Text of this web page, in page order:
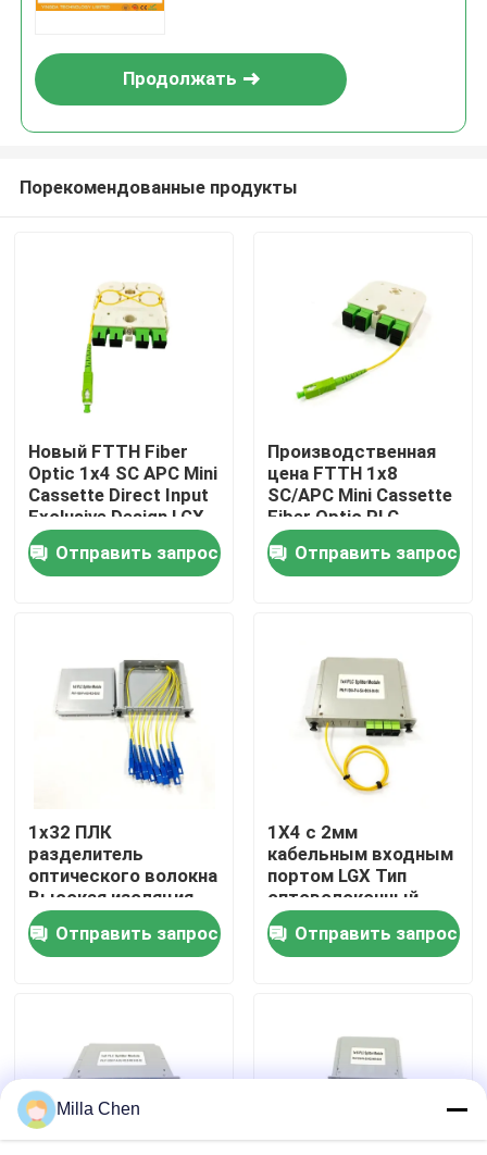
Дом
Путешествие фабрики
Свяжитесь мы
Новости
Спросите цитату
Волоконно-оптические Box Прекращение
Продолжать
Порекомендованные продукты
Новый FTTH Fiber
Optic 1x4 SC APC Mini
Cassette Direct Input
Exclusive Design LGX
PLC Splitter для
России
Отправить запрос
Производственная
цена FTTH 1x8
SC/APC Mini Cassette
Fiber Optic PLC
Splitter Длина волны
1260-1650nm для
пользовательских
Отправить запрос
1x32 ПЛК
разделитель
оптического волокна
Высокая изоляция
канала,
минимизирующая
помехи сигнала в
Отправить запрос
1X4 с 2мм
кабельным входным
портом LGX Тип
оптоволоконный
разделительный
ящик с длиной
хвоста 0,5 м для
Отправить запрос
Milla Chen